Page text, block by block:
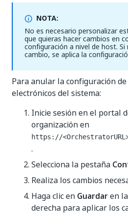
NOTA:
No es necesario personalizar
que quieras hacer cambios en
configuración a nivel de host. Si
cambio, se aplica la
Para anular la configuración
electrónicos del sistema:
Inicie sesión en el portal
organización en
https://
.
Selecciona la pestaña
Realiza los cambios
Haga clic en Guardaren
derecha para aplicar los